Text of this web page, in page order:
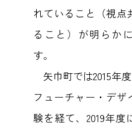
れていること（視点
ること）が明らか
す。
矢巾町では2015年
フューチャー・デザ
験を経て、2019年度